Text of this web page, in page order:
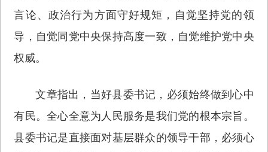
言论、政治行为方面守好规矩，自觉坚持党的领
导，自觉同党中央保持高度一致，自觉维护党中央
权威。
文章指出，当好县委书记，必须始终做到心中
有民。全心全意为人民服务是我们党的根本宗旨。
县委书记是直接面对基层群众的领导干部，必须心